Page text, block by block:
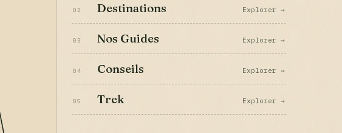
02 Destinations Explorer →
03 Nos Guides Explorer →
04 Conseils Explorer →
05 Trek Explorer →